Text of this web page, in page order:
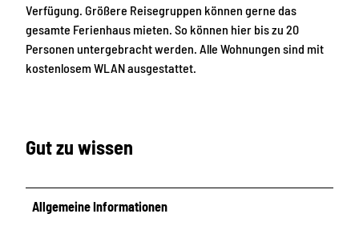
Verfügung. Größere Reisegruppen können gerne das
gesamte Ferienhaus mieten. So können hier bis zu 20
Personen untergebracht werden. Alle Wohnungen sind mit
kostenlosem WLAN ausgestattet.
Gut zu wissen
Allgemeine Informationen